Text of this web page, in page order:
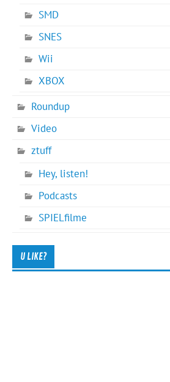
SMD
SNES
Wii
XBOX
Roundup
Video
ztuff
Hey, listen!
Podcasts
SPIELfilme
U LIKE?